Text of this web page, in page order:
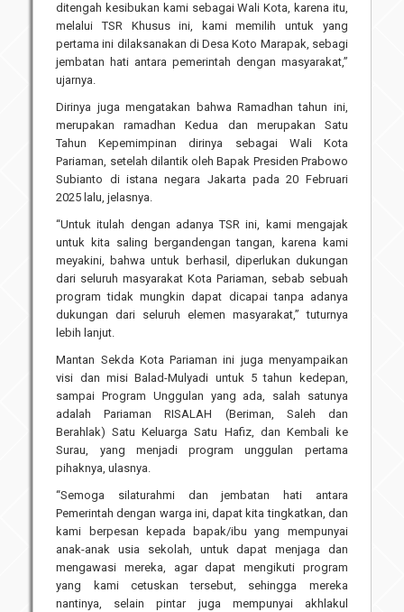
ditengah kesibukan kami sebagai Wali Kota, karena itu,
melalui TSR Khusus ini, kami memilih untuk yang
pertama ini dilaksanakan di Desa Koto Marapak, sebagi
jembatan hati antara pemerintah dengan masyarakat,”
ujarnya.
Dirinya juga mengatakan bahwa Ramadhan tahun ini,
merupakan ramadhan Kedua dan merupakan Satu
Tahun Kepemimpinan dirinya sebagai Wali Kota
Pariaman, setelah dilantik oleh Bapak Presiden Prabowo
Subianto di istana negara Jakarta pada 20 Februari
2025 lalu, jelasnya.
“Untuk itulah dengan adanya TSR ini, kami mengajak
untuk kita saling bergandengan tangan, karena kami
meyakini, bahwa untuk berhasil, diperlukan dukungan
dari seluruh masyarakat Kota Pariaman, sebab sebuah
program tidak mungkin dapat dicapai tanpa adanya
dukungan dari seluruh elemen masyarakat,” tuturnya
lebih lanjut.
Mantan Sekda Kota Pariaman ini juga menyampaikan
visi dan misi Balad-Mulyadi untuk 5 tahun kedepan,
sampai Program Unggulan yang ada, salah satunya
adalah Pariaman RISALAH (Beriman, Saleh dan
Berahlak) Satu Keluarga Satu Hafiz, dan Kembali ke
Surau, yang menjadi program unggulan pertama
pihaknya, ulasnya.
“Semoga silaturahmi dan jembatan hati antara
Pemerintah dengan warga ini, dapat kita tingkatkan, dan
kami berpesan kepada bapak/ibu yang mempunyai
anak-anak usia sekolah, untuk dapat menjaga dan
mengawasi mereka, agar dapat mengikuti program
yang kami cetuskan tersebut, sehingga mereka
nantinya, selain pintar juga mempunyai akhlakul